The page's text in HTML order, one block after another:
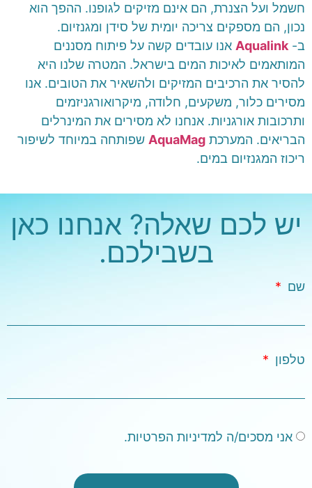
חשמל ועל הצנרת, הם אינם מזיקים לגופנו. ההפך הוא
נכון, הם מספקים צריכה יומית של סידן ומגנזיום.
ב- Aqualink אנו עובדים קשה על פיתוח מסננים
המותאמים לאיכות המים בישראל. המטרה שלנו היא
להסיר את הרכיבים המזיקים ולהשאיר את הטובים. אנו
מסירים כלור, משקעים, חלודה, מיקרואורגניזמים
ותרכובות אורגניות. אנחנו לא מסירים את המינרלים
הבריאים. המערכת AquaMag שפותחה במיוחד לשיפור
ריכוז המגנזיום במים.
יש לכם שאלה? אנחנו כאן
בשבילכם.
שם
טלפון
אני מסכים/ה למדיניות הפרטיות.